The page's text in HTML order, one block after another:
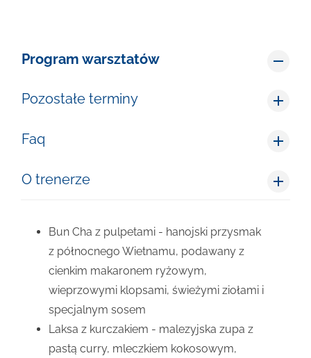
Program warsztatów
Pozostałe terminy
Faq
O trenerze
Bun Cha z pulpetami - hanojski przysmak
z północnego Wietnamu, podawany z
cienkim makaronem ryżowym,
wieprzowymi klopsami, świeżymi ziołami i
specjalnym sosem
Laksa z kurczakiem - malezyjska zupa z
pastą curry, mleczkiem kokosowym,